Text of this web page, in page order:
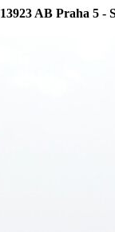
13923 AB Praha 5 -